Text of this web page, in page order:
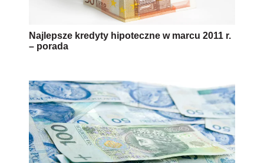
Najlepsze kredyty hipoteczne w marcu 2011 r.
– porada